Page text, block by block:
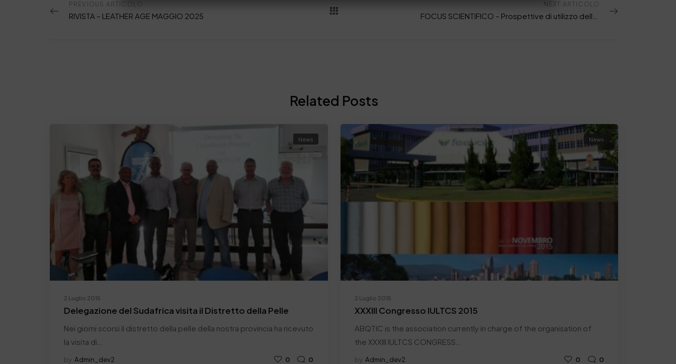
PREVIOUS ARTICOLO
RIVISTA – LEATHER AGE MAGGIO 2025
NEXT ARTICOLO
Related Posts
2 Luglio 2015
News
Delegazione del Sudafrica visita il Distretto della Pelle
Nei giorni scorsi il distretto della pelle della nostra provincia ha ricevuto
la visita di…
by Admin_dev2 0 0
2 Luglio 2015
News
XXXIII Congresso IULTCS 2015
ABQTIC is the association currently in charge of the organisation of
the XXXIII IULTCS CONGRESS…
by Admin_dev2 0 0